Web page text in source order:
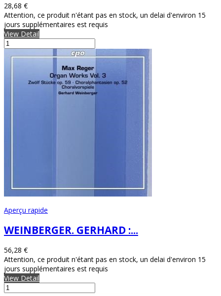
28,68 €
Attention, ce produit n'étant pas en stock, un delai d'environ 15
jours supplémentaires est requis
View Detail
Aperçu rapide
WEINBERGER. GERHARD :...
56,28 €
Attention, ce produit n'étant pas en stock, un delai d'environ 15
jours supplémentaires est requis
View Detail